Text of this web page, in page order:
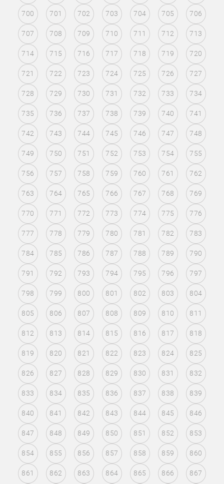
700 701 702 703 704 705 706
707 708 709 710 711 712 713
714 715 716 717 718 719 720
721 722 723 724 725 726 727
728 729 730 731 732 733 734
735 736 737 738 739 740 741
742 743 744 745 746 747 748
749 750 751 752 753 754 755
756 757 758 759 760 761 762
763 764 765 766 767 768 769
770 771 772 773 774 775 776
777 778 779 780 781 782 783
784 785 786 787 788 789 790
791 792 793 794 795 796 797
798 799 800 801 802 803 804
805 806 807 808 809 810 811
812 813 814 815 816 817 818
819 820 821 822 823 824 825
826 827 828 829 830 831 832
833 834 835 836 837 838 839
840 841 842 843 844 845 846
847 848 849 850 851 852 853
854 855 856 857 858 859 860
861 862 863 864 865 866 867